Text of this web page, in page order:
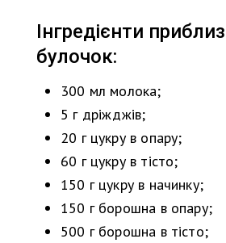
Інгредієнти
булочок:
300 мл молока;
5 г дріжджів;
20 г цукру в опару;
60 г цукру в тісто;
150 г цукру в начинку;
150 г борошна в опару;
500 г борошна в тісто;